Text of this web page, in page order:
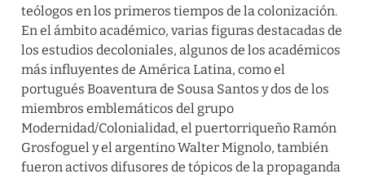
teólogos en los primeros tiempos de la colonización.
En el ámbito académico, varias figuras destacadas de
los estudios decoloniales, algunos de los académicos
más influyentes de América Latina, como el
portugués Boaventura de Sousa Santos y dos de los
miembros emblemáticos del grupo
Modernidad/Colonialidad, el puertorriqueño Ramón
Grosfoguel y el argentino Walter Mignolo, también
fueron activos difusores de tópicos de la propaganda